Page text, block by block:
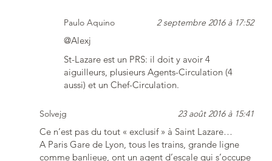
Paulo Aquino 2 septembre 2016 à 17:52
@Alexj
St-Lazare est un PRS: il doit y avoir 4
aiguilleurs, plusieurs Agents-Circulation (4
aussi) et un Chef-Circulation.
Solvejg 23 août 2016 à 15:41
Ce n’est pas du tout « exclusif » à Saint Lazare…
A Paris Gare de Lyon, tous les trains, grande ligne
comme banlieue, ont un agent d’escale qui s’occupe